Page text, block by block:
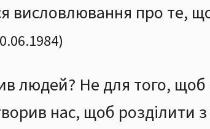
висловлювання про те,
)
людей? Не для того,
нас, щоб розділити